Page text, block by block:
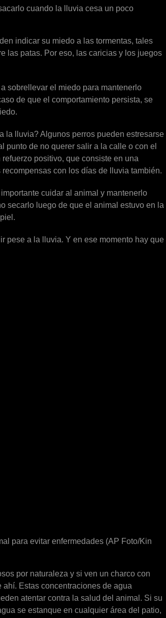
cuando la lluvia cesa un poco
indicar su miedo a las tormentas, tales
las patas. Por eso, las caricias y los juegos
sobrellevar el miedo para mantenerlo
de que el comportamiento persista, se
la lluvia? Algunos perros pueden estresarse
punto de no querer salir a la calle o con el
positivo, que consiste en una
con los días de lluvia también.
cuidar al animal y mantenerlo
secarlo luego de que el animal estuvo en la
pese a la lluvia. Y en ese momento hay que
para evitar enfermedades (AP Foto/Kin
por naturaleza y si ven un charco con
Estas concentraciones de agua
atentar contra la salud del animal. Si su
se estanque en cualquier área del patio,